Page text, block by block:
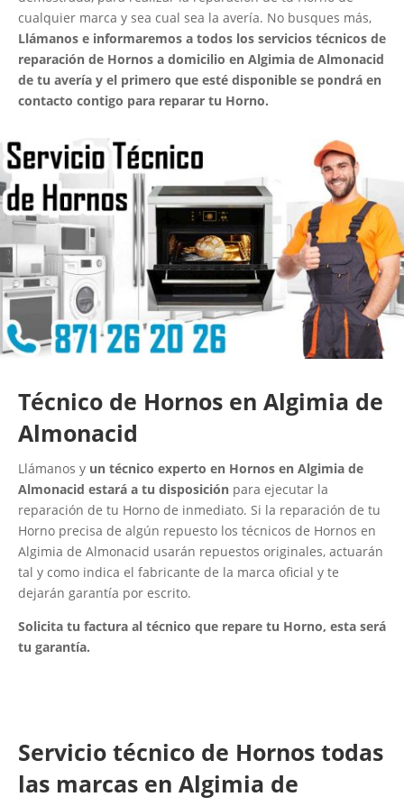
cualquier marca y sea cual sea la avería. No busques más,
Llámanos e informaremos a todos los servicios técnicos de
reparación de Hornos a domicilio en Algimia de Almonacid
de tu avería y el primero que esté disponible se pondrá en
contacto contigo para reparar tu Horno.
Técnico de Hornos en Algimia de
Almonacid
Llámanos y un técnico experto en Hornos en Algimia de
Almonacid estará a tu disposición para ejecutar la
reparación de tu Horno de inmediato. Si la reparación de tu
Horno precisa de algún repuesto los técnicos de Hornos en
Algimia de Almonacid usarán repuestos originales, actuarán
tal y como indica el fabricante de la marca oficial y te
dejarán garantía por escrito.
Solicita tu factura al técnico que repare tu Horno, esta será
tu garantía.
Servicio técnico de Hornos todas
las marcas en Algimia de